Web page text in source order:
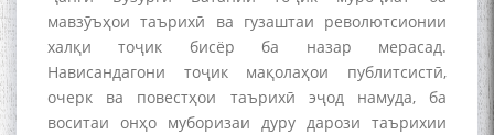
мавзӯъҳои таърихӣ ва гузаштаи револютсионии
халқи тоҷик бисёр ба назар мерасад.
Нависандагони тоҷик мақолаҳои публитсистӣ,
очерк ва повестҳои таърихӣ эҷод намуда, ба
воситаи онҳо муборизаи дуру дарози таърихии